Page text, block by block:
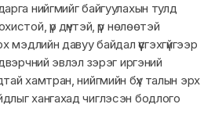
нийгмийг байгуулахын тулд
үр дүнтэй, үр нөлөөтэй
мэдлийн давуу байдал үүсгэхгүйгээр
эвлэл зэрэг иргэний
хамтран, нийгмийн бүх талын эрх
хангахад чиглэсэн бодлого